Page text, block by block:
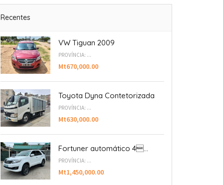
Recentes
VW Tiguan 2009
PROVÍNCIA: ...
Mt670,000.00
Toyota Dyna Contetorizada
PROVÍNCIA: ...
Mt630,000.00
Fortuner automático 4...
PROVÍNCIA: ...
Mt1,450,000.00